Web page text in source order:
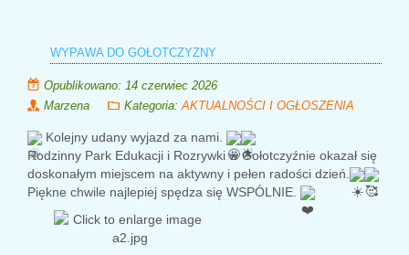
WYPAWA DO GOŁOTCZYZNY
Opublikowano: 14 czerwiec 2026
Marzena
Kategoria: AKTUALNOŚCI I OGŁOSZENIA
Kolejny udany wyjazd za nami.
Rodzinny Park Edukacji i Rozrywki w Gołotczyźnie okazał się
doskonałym miejscem na aktywny i pełen radości dzień.
Piękne chwile najlepiej spędza się WSPÓLNIE.